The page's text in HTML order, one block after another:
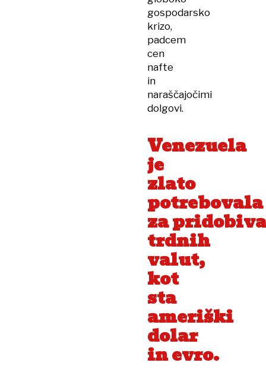
gospodarsko
krizo,
padcem
cen
nafte
in
naraščajočimi
dolgovi.
Venezuela
je
zlato
potrebovala
za
trdnih
valut,
kot
sta
ameriški
dolar
in evro.